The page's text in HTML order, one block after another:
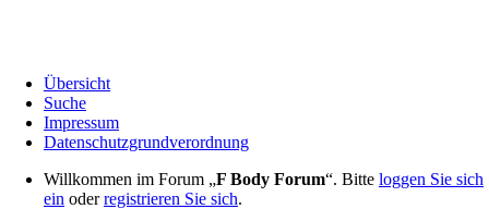
Übersicht
Suche
Impressum
Datenschutzgrundverordnung
Willkommen im Forum „F Body Forum“. Bitte loggen Sie sich
ein oderregistrieren Sie sich.